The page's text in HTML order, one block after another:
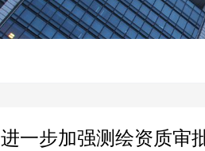
一步加强测绘资质审